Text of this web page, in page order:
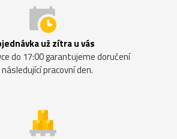
už zítra u vás
do 17:00 garantujeme doručení
pracovní den.